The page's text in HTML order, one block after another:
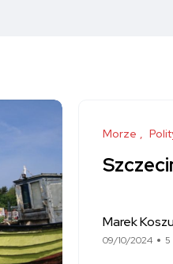
Morze
Marek
09/10/2024